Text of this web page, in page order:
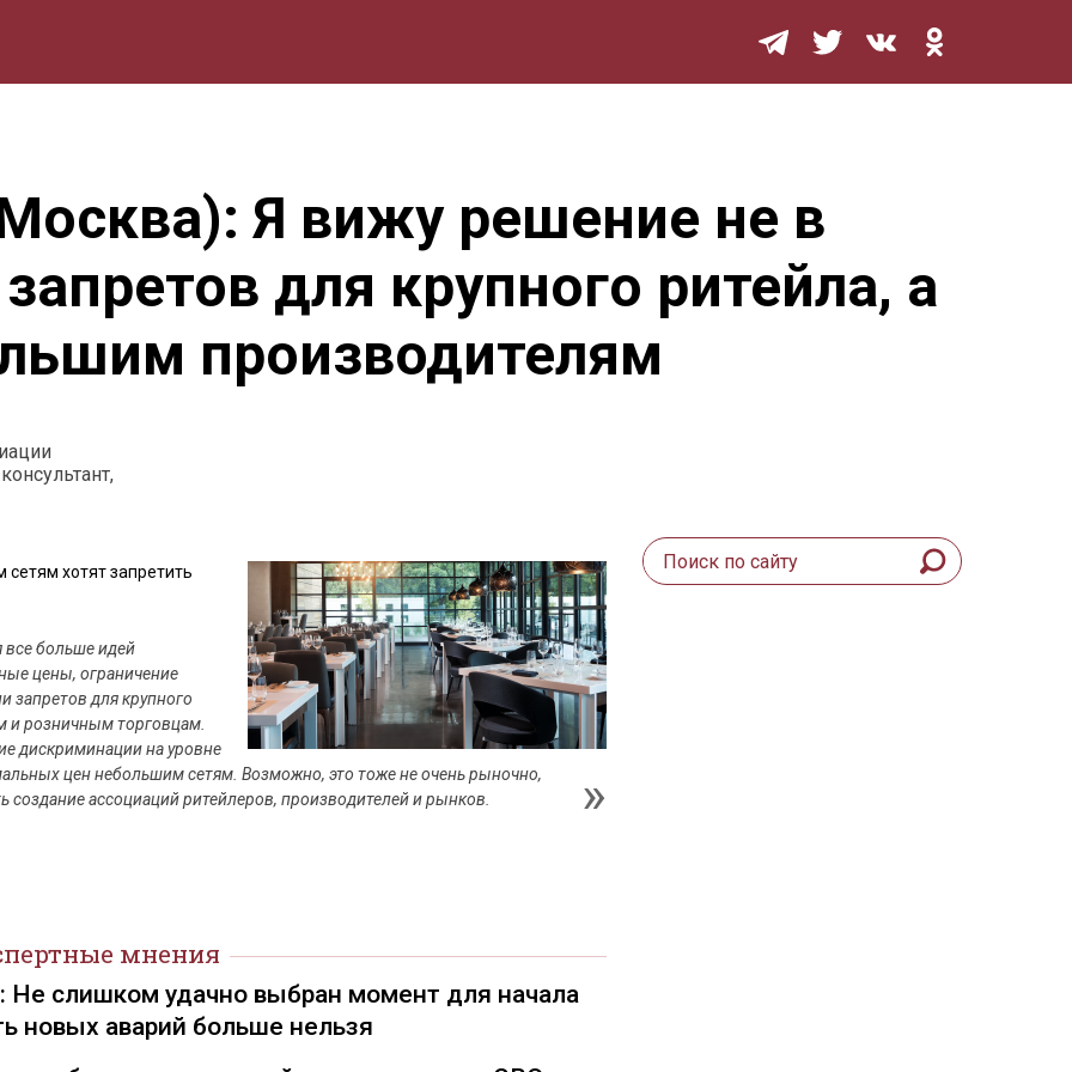
Я вижу решение не в
для крупного ритейла, а
производителям
хотят запретить
больше идей
цены, ограничение
запретов для крупного
и розничным торговцам.
дискриминации на уровне
цен небольшим сетям. Возможно, это тоже не очень рыночно,
ассоциаций ритейлеров, производителей и рынков.
мнения
Не слишком удачно выбран момент для начала
новых аварий больше нельзя